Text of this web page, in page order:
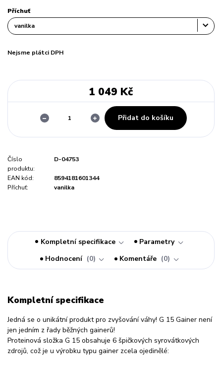
Příchuť
Nejsme plátci DPH
1 049 Kč
Přidat do košíku
Číslo
produktu:
D-04753
EAN kód:
8594181601344
Příchuť:
vanilka
Kompletní specifikace
Parametry
Hodnocení
0 Komentáře 0
Kompletní specifikace
Jedná se o unikátní produkt pro zvyšování váhy! G 15 Gainer není
jen jedním z řady běžných gainerů!
Proteinová složka G 15 obsahuje 6 špičkových syrovátkových
zdrojů, což je u výrobku typu gainer zcela ojedinělé: